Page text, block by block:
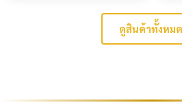
ดูสินค้าทั้งหมด